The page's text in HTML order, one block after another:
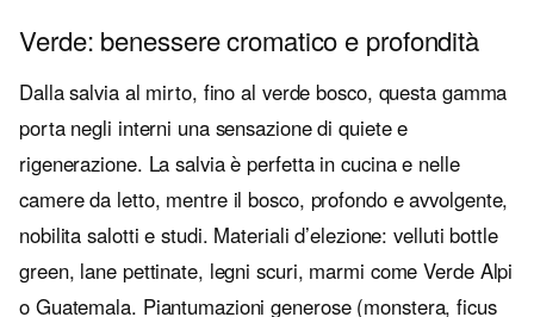
Verde: benessere cromatico e profondità
Dalla salvia al mirto, fino al verde bosco, questa gamma
porta negli interni una sensazione di quiete e
rigenerazione. La salvia è perfetta in cucina e nelle
camere da letto, mentre il bosco, profondo e avvolgente,
nobilita salotti e studi. Materiali d’elezione: velluti bottle
green, lane pettinate, legni scuri, marmi come Verde Alpi
o Guatemala. Piantumazioni generose (monstera, ficus